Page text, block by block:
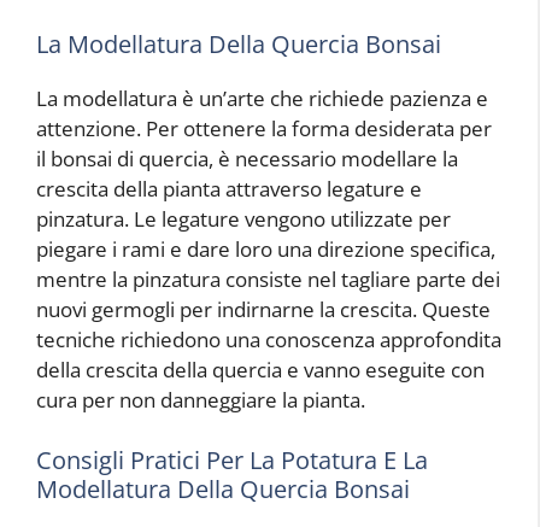
La Modellatura Della Quercia Bonsai
La modellatura è un’arte che richiede pazienza e
attenzione. Per ottenere la forma desiderata per
il bonsai di quercia, è necessario modellare la
crescita della pianta attraverso legature e
pinzatura. Le legature vengono utilizzate per
piegare i rami e dare loro una direzione specifica,
mentre la pinzatura consiste nel tagliare parte dei
nuovi germogli per indirnarne la crescita. Queste
tecniche richiedono una conoscenza approfondita
della crescita della quercia e vanno eseguite con
cura per non danneggiare la pianta.
Consigli Pratici Per La Potatura E La
Modellatura Della Quercia Bonsai